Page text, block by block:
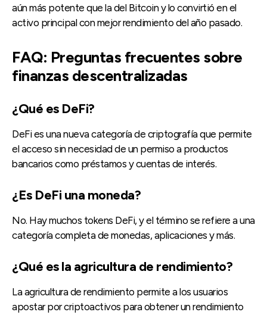
aún más potente que la del Bitcoin y lo convirtió en el
activo principal con mejor rendimiento del año pasado.
FAQ: Preguntas frecuentes sobre
finanzas descentralizadas
¿Qué es DeFi?
DeFi es una nueva categoría de criptografía que permite
el acceso sin necesidad de un permiso a productos
bancarios como préstamos y cuentas de interés.
¿Es DeFi una moneda?
No. Hay muchos tokens DeFi, y el término se refiere a una
categoría completa de monedas, aplicaciones y más.
¿Qué es la agricultura de rendimiento?
La agricultura de rendimiento permite a los usuarios
apostar por criptoactivos para obtener un rendimiento